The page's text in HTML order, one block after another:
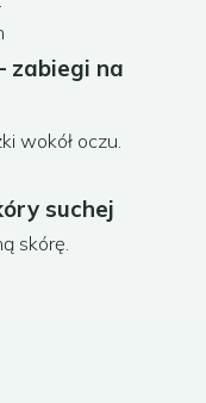
zabiegi na
wokół oczu.
suchej
skórę.